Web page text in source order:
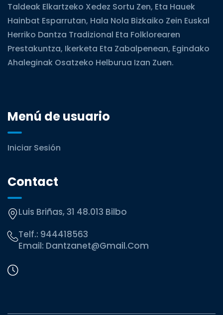
Taldeak Elkartzeko Xedez Sortu Zen, Eta Hauek
Hainbat Esparrutan, Hala Nola Bizkaiko Zein Euskal
Herriko Dantza Tradizional Eta Folklorearen
Prestakuntza, Ikerketa Eta Zabalpenean, Egindako
Ahaleginak Osatzeko Helburua Izan Zuen.
Menú de usuario
Iniciar Sesión
Contact
Luis Briñas, 31 48.013 Bilbo
Telf.: 944418563
Email: Dantzanet@gmail.com